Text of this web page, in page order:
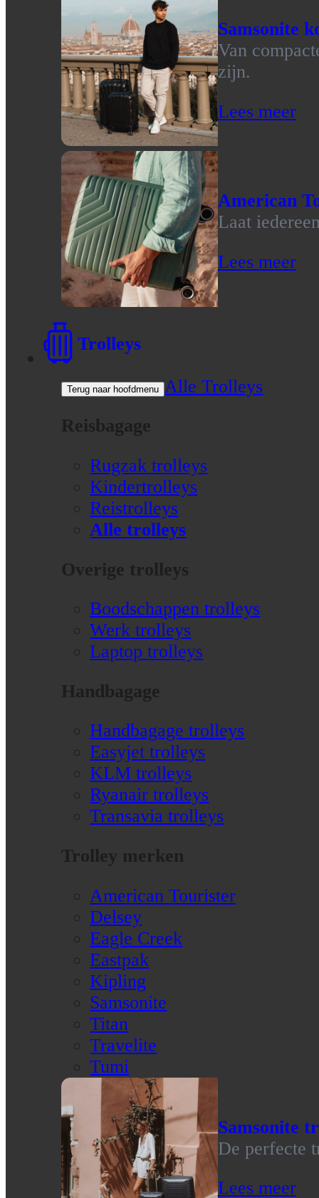
Samsonite
Van
zijn.
Lees meer
American
Laat
Lees meer
Trolleys
Terug naar hoofdmenu Alle Trolleys
Reisbagage
Rugzak trolleys
Kindertrolleys
Reistrolleys
Alle trolleys
Overige trolleys
Boodschappen trolleys
Werk trolleys
Laptop trolleys
Handbagage
Handbagage trolleys
Easyjet trolleys
KLM trolleys
Ryanair trolleys
Transavia trolleys
Trolley merken
American Tourister
Delsey
Eagle Creek
Eastpak
Kipling
Samsonite
Titan
Travelite
Tumi
Samsonite
De perfecte
Lees meer